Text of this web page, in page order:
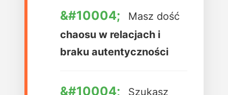
Masz dość
chaosu w relacjach i
braku autentyczności
Szukasz